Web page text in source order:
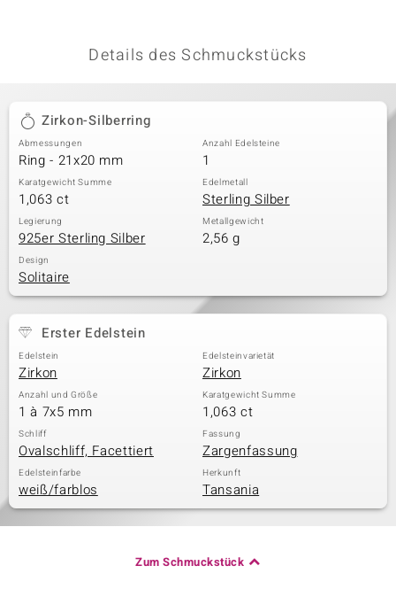
Details des Schmuckstücks
Zirkon-Silberring
Abmessungen
Ring - 21x20 mm
Anzahl Edelsteine
1
Karatgewicht Summe
1,063 ct
Edelmetall
Sterling Silber
Legierung
925er Sterling Silber
Metallgewicht
2,56 g
Design
Solitaire
Erster Edelstein
Edelstein
Zirkon
Edelsteinvarietät
Zirkon
Anzahl und Größe
1 à 7x5 mm
Karatgewicht Summe
1,063 ct
Schliff
Ovalschliff, Facettiert
Fassung
Zargenfassung
Edelsteinfarbe
weiß/farblos
Herkunft
Tansania
Zum Schmuckstück